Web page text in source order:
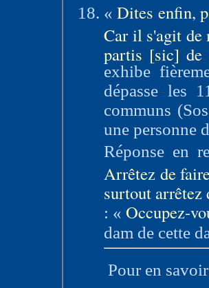
«Dites enfin,
Car il s'agit de
partis [sic]
exhibe
dépasse les
communs
une personne
Réponse en
Arrêtez de
surtout arrêtez
: «Occupez-
dam de cette
Pour en